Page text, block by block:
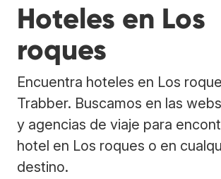
Hoteles en Los
roques
Encuentra hoteles en Los
Trabber. Buscamos en las
y agencias de viaje para
hotel en Los roques o en
destino.